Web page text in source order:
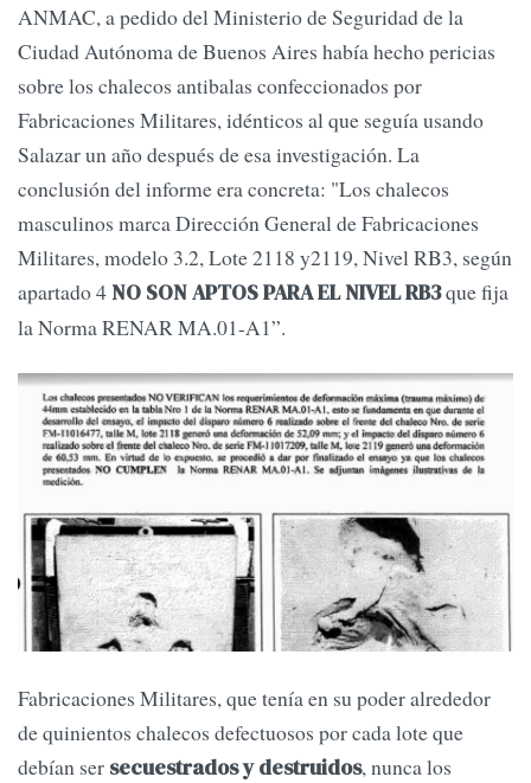
ANMAC, a pedido del Ministerio de Seguridad de la
Ciudad Autónoma de Buenos Aires había hecho pericias
sobre los chalecos antibalas confeccionados por
Fabricaciones Militares, idénticos al que seguía usando
Salazar un año después de esa investigación. La
conclusión del informe era concreta: "Los chalecos
masculinos marca Dirección General de Fabricaciones
Militares, modelo 3.2, Lote 2118 y2119, Nivel RB3, según
apartado 4NO SON APTOS PARA EL NIVEL RB3que fija
la Norma RENAR MA.01-A1”.
Fabricaciones Militares, que tenía en su poder alrededor
de quinientos chalecos defectuosos por cada lote que
debían ser secuestrados y destruidos, nunca los